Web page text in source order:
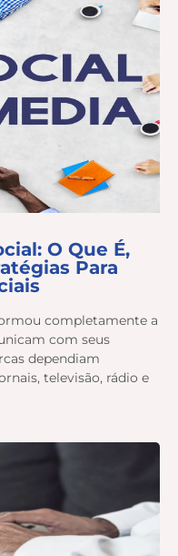
O Que É,
Para
completamente a
com seus
dependiam
televisão, rádio e